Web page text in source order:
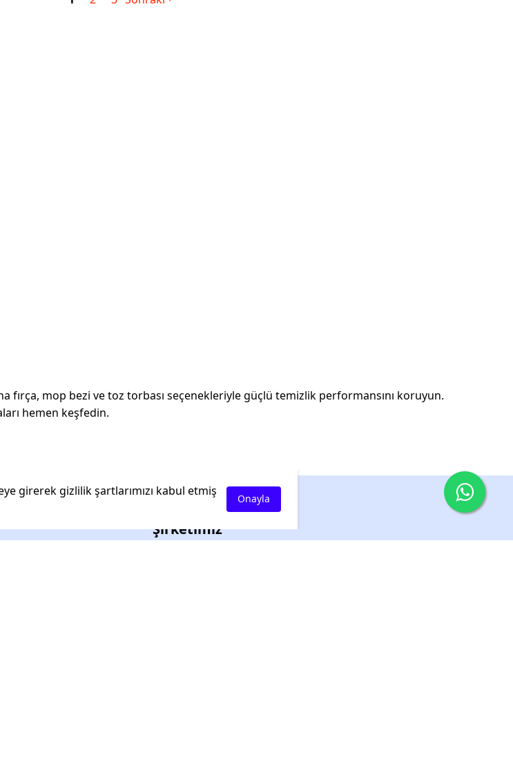
girerek gizlilik şartlarımızı kabul etmiş
Onayla
fırça, mop bezi ve toz torbası seçenekleriyle güçlü temizlik performansını koruyun.
hemen keşfedin.
Şirketimiz